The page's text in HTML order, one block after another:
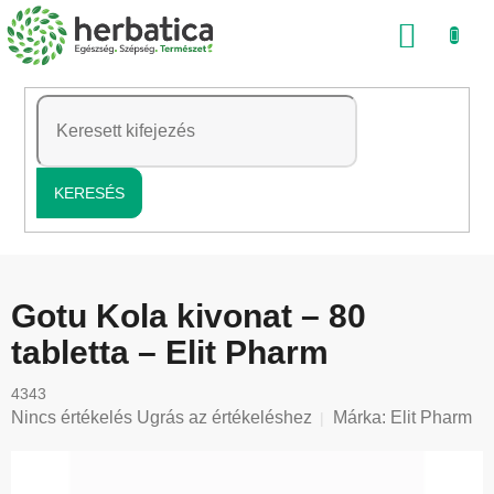
Ugrás
a
tartalomhoz
KERESÉS
Gotu Kola kivonat – 80
tabletta – Elit Pharm
4343
A
Nincs értékelés Ugrás az értékeléshez Márka: Elit Pharm